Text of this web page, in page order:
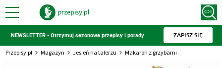
NEWSLETTER - Otrzymuj sezonowe przepisy i porady ZAPISZ SIĘ
Przepisy.pl Magazyn Jesień na talerzu Makaron z grzybami